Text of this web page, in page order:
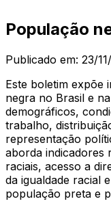
População
Publicado em: 23/
Este boletim expõe
negra no Brasil e
demográficos,
trabalho,
representação
aborda indicadores
raciais, acesso a
da igualdade racial
população preta e